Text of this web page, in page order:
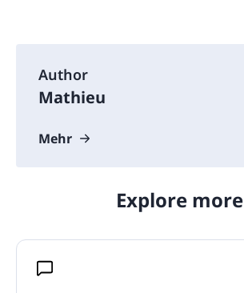
Author
Mathieu
Mehr
Explore more